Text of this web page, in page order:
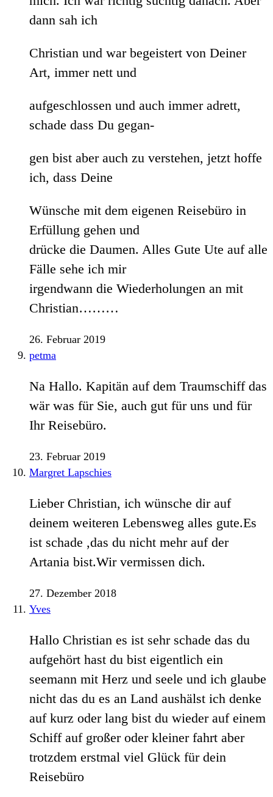
dann sah ich
Christian und war begeistert von Deiner
Art, immer nett und
aufgeschlossen und auch immer adrett,
schade dass Du gegan-
gen bist aber auch zu verstehen, jetzt hoffe
ich, dass Deine
Wünsche mit dem eigenen Reisebüro in
Erfüllung gehen und
drücke die Daumen. Alles Gute Ute auf alle
Fälle sehe ich mir
irgendwann die Wiederholungen an mit
Christian………
26. Februar 2019
petma
Na Hallo. Kapitän auf dem Traumschiff das
wär was für Sie, auch gut für uns und für
Ihr Reisebüro.
23. Februar 2019
Margret Lapschies
Lieber Christian, ich wünsche dir auf
deinem weiteren Lebensweg alles gute.Es
ist schade ,das du nicht mehr auf der
Artania bist.Wir vermissen dich.
27. Dezember 2018
Yves
Hallo Christian es ist sehr schade das du
aufgehört hast du bist eigentlich ein
seemann mit Herz und seele und ich glaube
nicht das du es an Land aushälst ich denke
auf kurz oder lang bist du wieder auf einem
Schiff auf großer oder kleiner fahrt aber
trotzdem erstmal viel Glück für dein
Reisebüro